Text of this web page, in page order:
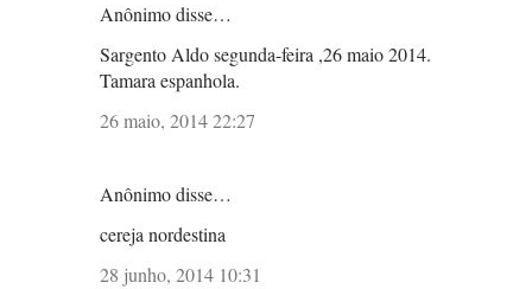
Anônimo disse…
Sargento Aldo segunda-feira ,26 maio 2014.
Tamara espanhola.
26 maio, 2014 22:27
Anônimo disse…
cereja nordestina
28 junho, 2014 10:31